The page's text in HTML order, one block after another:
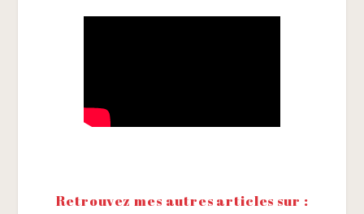
Retrouvez mes autres articles sur :